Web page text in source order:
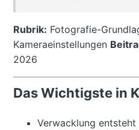
Rubrik: Fotografie-
Kameraeinstellungen
2026
Das Wichtigste in
Verwacklung